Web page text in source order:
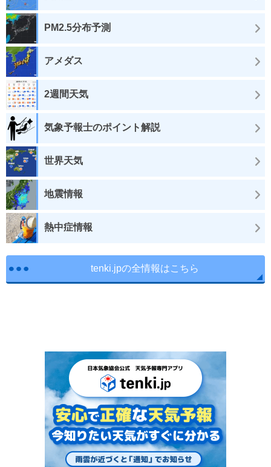
PM2.5分布予測
アメダス
2週間天気
気象予報士のポイント解説
世界天気
地震情報
熱中症情報
tenki.jpの全情報はこちら